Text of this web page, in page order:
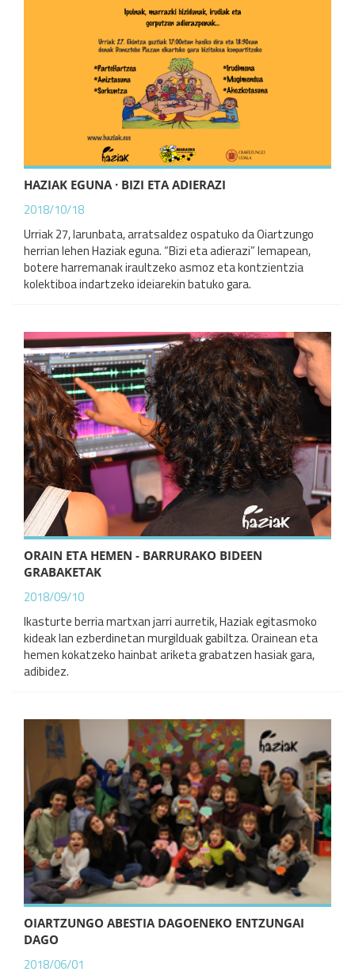
HAZIAK EGUNA · BIZI ETA ADIERAZI
2018/10/18
Urriak 27, larunbata, arratsaldez ospatuko da Oiartzungo
herrian lehen Haziak eguna. “Bizi eta adierazi” lemapean,
botere harremanak iraultzeko asmoz eta kontzientzia
kolektiboa indartzeko ideiarekin batuko gara.
ORAIN ETA HEMEN - BARRURAKO BIDEEN
GRABAKETAK
2018/09/10
Ikasturte berria martxan jarri aurretik, Haziak egitasmoko
kideak lan ezberdinetan murgilduak gabiltza. Orainean eta
hemen kokatzeko hainbat ariketa grabatzen hasiak gara,
adibidez.
OIARTZUNGO ABESTIA DAGOENEKO ENTZUNGAI
DAGO
2018/06/01